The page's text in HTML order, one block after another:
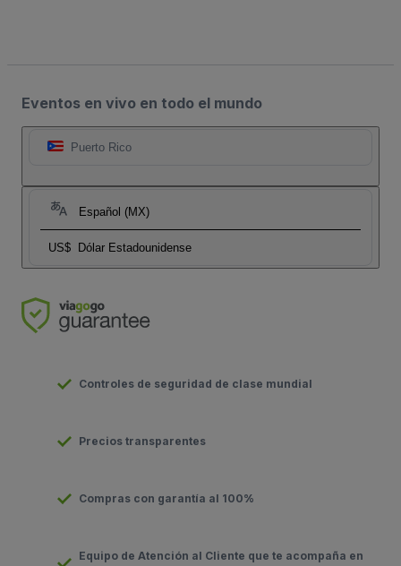
Eventos en vivo en todo el mundo
Puerto Rico
Español (MX)
US$ Dólar Estadounidense
Controles de seguridad de clase mundial
Precios transparentes
Compras con garantía al 100%
Equipo de Atención al Cliente que te acompaña en